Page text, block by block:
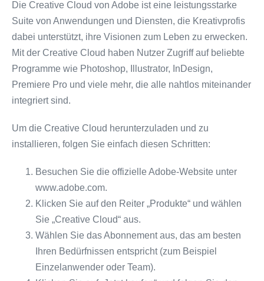
Die Creative Cloud von Adobe ist eine leistungsstarke
Suite von Anwendungen und Diensten, die Kreativprofis
dabei unterstützt, ihre Visionen zum Leben zu erwecken.
Mit der Creative Cloud haben Nutzer Zugriff auf beliebte
Programme wie Photoshop, Illustrator, InDesign,
Premiere Pro und viele mehr, die alle nahtlos miteinander
integriert sind.
Um die Creative Cloud herunterzuladen und zu
installieren, folgen Sie einfach diesen Schritten:
Besuchen Sie die offizielle Adobe-Website unter
www.adobe.com.
Klicken Sie auf den Reiter „Produkte“ und wählen
Sie „Creative Cloud“ aus.
Wählen Sie das Abonnement aus, das am besten
Ihren Bedürfnissen entspricht (zum Beispiel
Einzelanwender oder Team).